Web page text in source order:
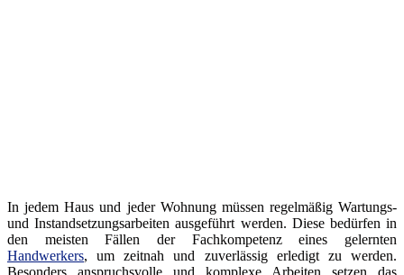
In jedem Haus und jeder Wohnung müssen regelmäßig Wartungs-
und Instandsetzungsarbeiten ausgeführt werden. Diese bedürfen in
den meisten Fällen der Fachkompetenz eines gelernten
Handwerkers, um zeitnah und zuverlässig erledigt zu werden.
Besonders anspruchsvolle und komplexe Arbeiten setzen das